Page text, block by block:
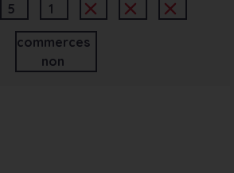
5
1
commerces
non